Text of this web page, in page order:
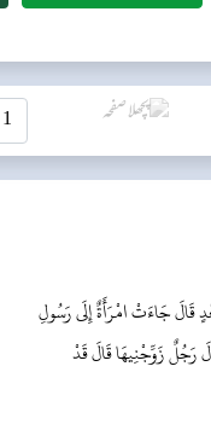
جَاءَتْ امْرَأَةٌ إِلَى رَسُولِ
رَجُلٌ زَوِّجْنِيهَا قَالَ قَدْ